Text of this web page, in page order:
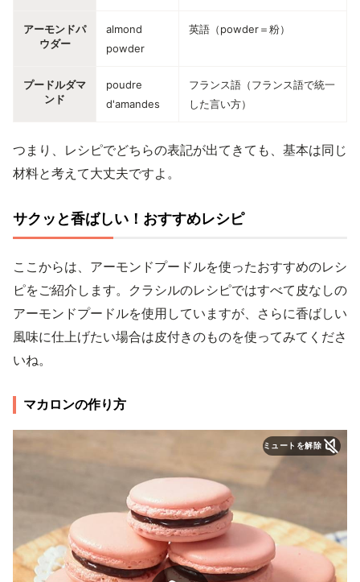
アーモンドパ
ウダー
almond
powder
英語（powder＝粉）
プードルダマ
ンド
poudre
d'amandes
フランス語（フランス語で統一
した言い方）
つまり、レシピでどちらの表記が出てきても、基本は同じ
材料と考えて大丈夫ですよ。
サクッと香ばしい！おすすめレシピ
ここからは、アーモンドプードルを使ったおすすめのレシ
ピをご紹介します。クラシルのレシピではすべて皮なしの
アーモンドプードルを使用していますが、さらに香ばしい
風味に仕上げたい場合は皮付きのものを使ってみてくださ
いね。
マカロンの作り方
ミュートを解除